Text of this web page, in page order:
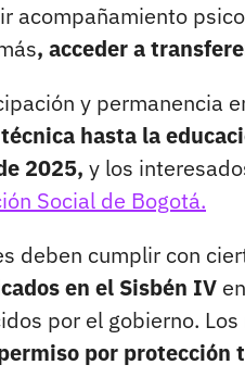
acompañamiento
, acceder a
y permanencia
hasta la
2025, y los
Social de Bogotá.
deben cumplir con
en el Sisbén IV
por el gobierno.
por protección